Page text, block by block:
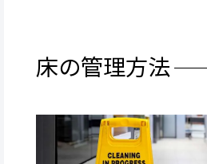
床の管理方法